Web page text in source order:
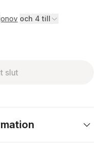
och 4 till
slut